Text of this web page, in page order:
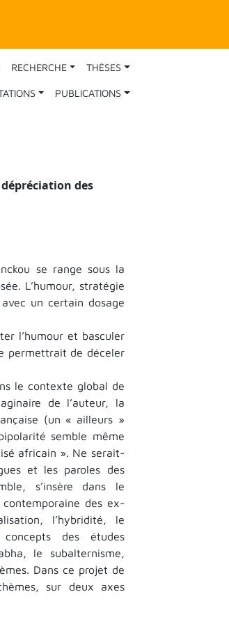
RECHERCHE THÈSES
PUBLICATIONS
des
se range sous la
L’humour, stratégie
un certain dosage
l’humour et basculer
permettrait de déceler
le contexte global de
de l’auteur, la
(un « ailleurs »
semble même
africain ». Ne serait-
et les paroles des
s’insère dans le
des ex-
l’hybridité, le
des études
le subalternisme,
Dans ce projet de
sur deux axes